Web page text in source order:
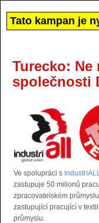
Tato kampan je
Turecko:
společnosti
Ve spolupráci s
zastupuje 50 milionů
zpracovatelském
zastupující pracující v
průmyslu.